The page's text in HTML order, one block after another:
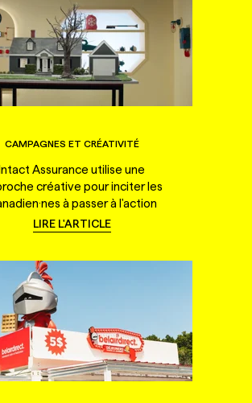
CAMPAGNES ET CRÉATIVITÉ
Assurance utilise une
créative pour inciter les
à passer à l'action
LIRE L'ARTICLE